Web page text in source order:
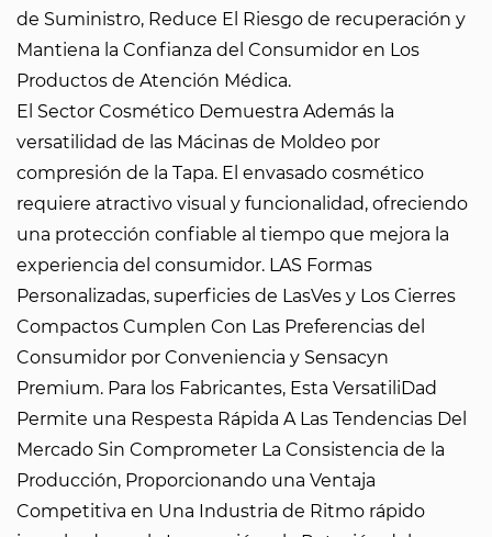
de Suministro, Reduce El Riesgo de recuperación y
Mantiena la Confianza del Consumidor en Los
Productos de Atención Médica.
El Sector Cosmético Demuestra Además la
versatilidad de las Mácinas de Moldeo por
compresión de la Tapa. El envasado cosmético
requiere atractivo visual y funcionalidad, ofreciendo
una protección confiable al tiempo que mejora la
experiencia del consumidor. LAS Formas
Personalizadas, superficies de LasVes y Los Cierres
Compactos Cumplen Con Las Preferencias del
Consumidor por Conveniencia y Sensacyn
Premium. Para los Fabricantes, Esta VersatiliDad
Permite una Respesta Rápida A Las Tendencias Del
Mercado Sin Comprometer La Consistencia de la
Producción, Proporcionando una Ventaja
Competitiva en Una Industria de Ritmo rápido